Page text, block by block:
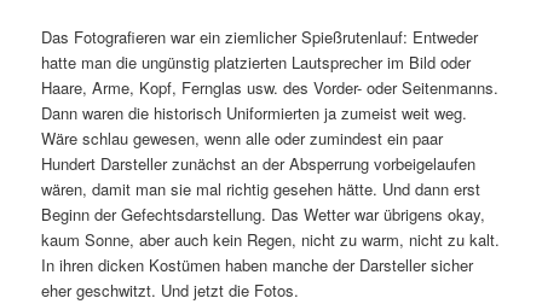
Das Fotografieren war ein ziem­li­cher Spießrutenlauf: Entweder
hatte man die ungünstig plat­zierten Lautsprecher im Bild oder
Haare, Arme, Kopf, Fernglas usw. des Vorder- oder Seitenmanns.
Dann waren die histo­risch Uniformierten ja zumeist weit weg.
Wäre schlau gewesen, wenn alle oder zumin­dest ein paar
Hundert Darsteller zunächst an der Absperrung vorbei­ge­laufen
wären, damit man sie mal richtig gesehen hätte. Und dann erst
Beginn der Gefechtsdarstellung. Das Wetter war übri­gens okay,
kaum Sonne, aber auch kein Regen, nicht zu warm, nicht zu kalt.
In ihren dicken Kostümen haben manche der Darsteller sicher
eher geschwitzt. Und jetzt die Fotos.